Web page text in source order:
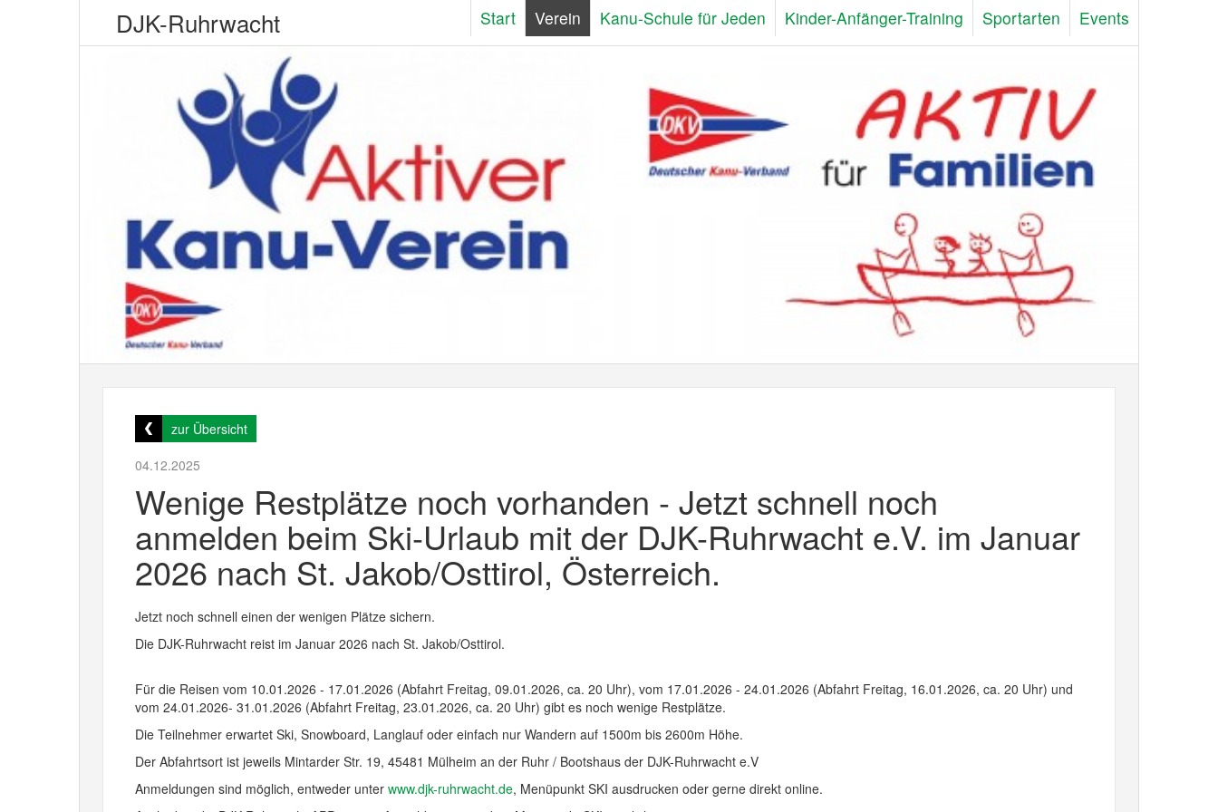
DJK-Ruhrwacht Start Verein Kanu-Schule für Jeden Kinder-Anfänger-Training Sportarten Events
zur Übersicht
04.12.2025
Wenige Restplätze noch vorhanden - Jetzt schnell noch
anmelden beim Ski-Urlaub mit der DJK-Ruhrwacht e.V. im Januar
2026 nach St. Jakob/Osttirol, Österreich.
Jetzt noch schnell einen der wenigen Plätze sichern.
Die DJK-Ruhrwacht reist im Januar 2026 nach St. Jakob/Osttirol.
Für die Reisen vom 10.01.2026 - 17.01.2026 (Abfahrt Freitag, 09.01.2026, ca. 20 Uhr), vom 17.01.2026 - 24.01.2026 (Abfahrt Freitag, 16.01.2026, ca. 20 Uhr) und
vom 24.01.2026- 31.01.2026 (Abfahrt Freitag, 23.01.2026, ca. 20 Uhr) gibt es noch wenige Restplätze.
Die Teilnehmer erwartet Ski, Snowboard, Langlauf oder einfach nur Wandern auf 1500m bis 2600m Höhe.
Der Abfahrtsort ist jeweils Mintarder Str. 19, 45481 Mülheim an der Ruhr / Bootshaus der DJK-Ruhrwacht e.V
Anmeldungen sind möglich, entweder unter www.djk-ruhrwacht.de, Menüpunkt SKI ausdrucken oder gerne direkt online.